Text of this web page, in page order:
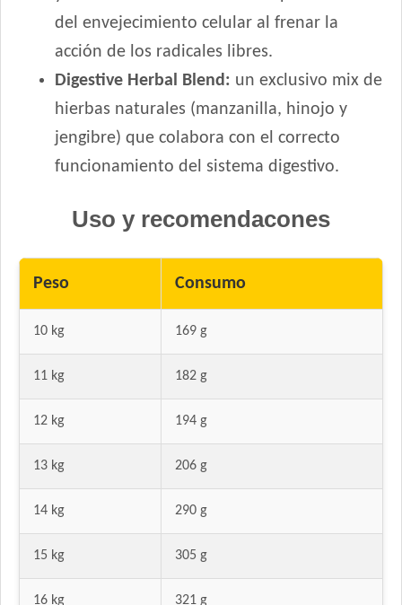
Nature Perro Adulto Medianos y Grandes
NutriCare Perro Adulto Mediano y Grande
Nutribon Plus Perro Adulto Criadores
Nutribon Plus Perro Adulto Grande y Mediano
Nutrique Healthy Weight Dog
Nutrique Skin Sensitivity
Old Prince Equilibrium Perro Adulto Control de peso Pollo y
Old Prince Premium Adultos Cordero y Arroz
Naturales
One Perro Adulto Medianos y Grandes Pollo y Cordero
Pachá Adultos Mix Carne y Pollo
del envejecimiento celular al frenar la
acción de los radicales libres.
Digestive Herbal Blend: un exclusivo mix de
hierbas naturales (manzanilla, hinojo y
jengibre) que colabora con el correcto
funcionamiento del sistema digestivo.
Uso y recomendacones
Peso Consumo
10 kg 169 g
11 kg 182 g
12 kg 194 g
13 kg 206 g
14 kg 290 g
15 kg 305 g
16 kg 321 g